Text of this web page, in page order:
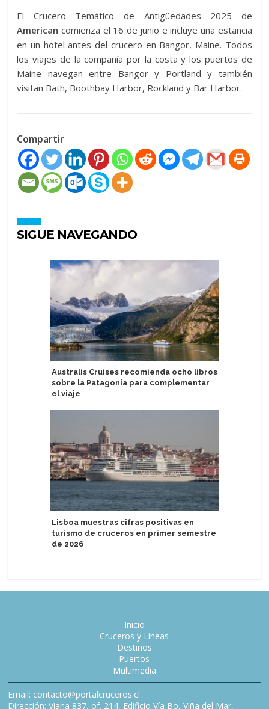
El Crucero Temático de Antigüedades 2025 de
American comienza el 16 de junio e incluye una estancia
en un hotel antes del crucero en Bangor, Maine. Todos
los viajes de la compañía por la costa y los puertos de
Maine navegan entre Bangor y Portland y también
visitan Bath, Boothbay Harbor, Rockland y Bar Harbor.
Compartir
SIGUE NAVEGANDO
Australis Cruises recomienda ocho libros
sobre la Patagonia para complementar
el viaje
Lisboa muestras cifras positivas en
turismo de cruceros en primer semestre
de 2026
Inicio
Cruceros y Líneas
Destinos
Puertos
Multimedia
Email: contacto@portalcruceros.cl
Dirección: Viana 837, of. 214, Edificio Vía Bo, Viña del Mar,